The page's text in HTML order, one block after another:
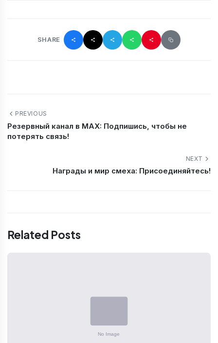
SHARE
PREVIOUS
Резервный канал в MAX: Подпишись, чтобы не
потерять связь!
NEXT
Награды и мир смеха: Присоединяйтесь!
Related Posts